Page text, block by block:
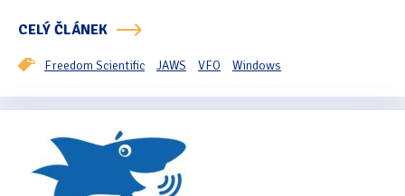
CELÝ ČLÁNEK
Freedom Scientific JAWS VFO Windows